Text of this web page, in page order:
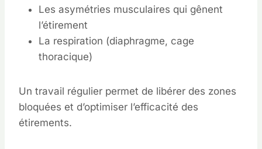
Les asymétries musculaires qui gênent
l’étirement
La respiration (diaphragme, cage
thoracique)
Un travail régulier permet de libérer des zones
bloquées et d’optimiser l’efficacité des
étirements.